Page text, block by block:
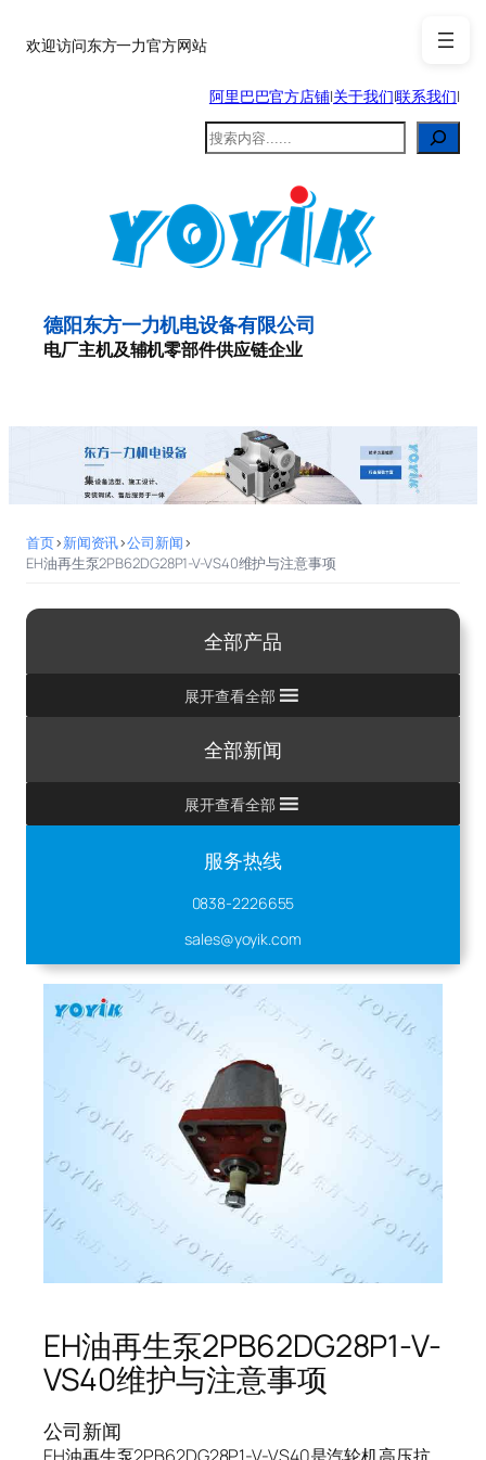
至欢迎访问东方一力官方网站
阿里巴巴官方店铺|关于我们|联系我们|
搜
索
德阳东方一力机电设备有限公司
电厂主机及辅机零部件供应链企业
首页>新闻资讯>公司新闻>
EH油再生泵2PB62DG28P1-V-VS40维护与注意事项
全部产品
展开查看全部
全部新闻
展开查看全部
服务热线
0838-2226655
sales@yoyik.com
EH油再生泵2PB62DG28P1-V-
VS40维护与注意事项
公司新闻